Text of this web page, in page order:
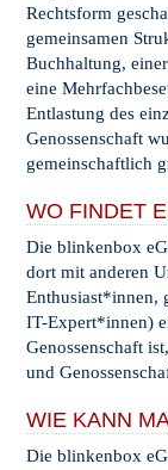
Rechtsform
gemeinsamen
Buchhaltung,
eine
Entlastung des
Genossenschaft
gemeinschaftlich
WO FINDET
Die blinkenbox
dort mit anderen
Enthusiast*innen,
IT-Expert*innen)
Genossenschaft
und
WIE KANN
Die blinkenbox